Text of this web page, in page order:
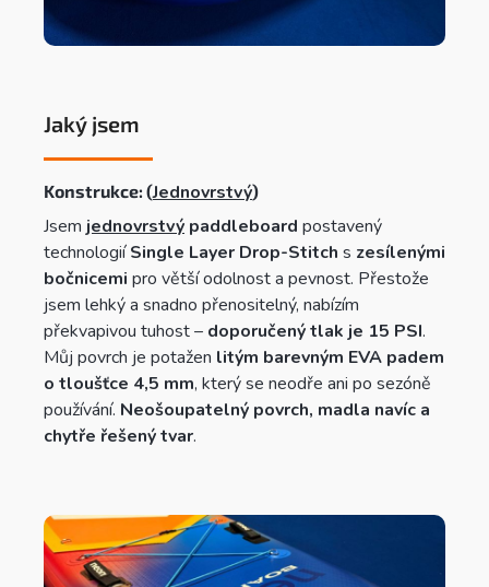
Jaký jsem
Konstrukce: (Jednovrstvý)
Jsem jednovrstvý paddleboard postavený
technologiíSingle Layer Drop-Stitch s zesílenými
bočnicemi pro větší odolnost a pevnost. Přestože
jsem lehký a snadno přenositelný, nabízím
překvapivou tuhost – doporučený tlak je 15 PSI.
Můj povrch je potažen litým barevným EVA padem
o tloušťce 4,5 mm, který se neodře ani po sezóně
používání. Neošoupatelný povrch, madla navíc a
chytře řešený tvar.